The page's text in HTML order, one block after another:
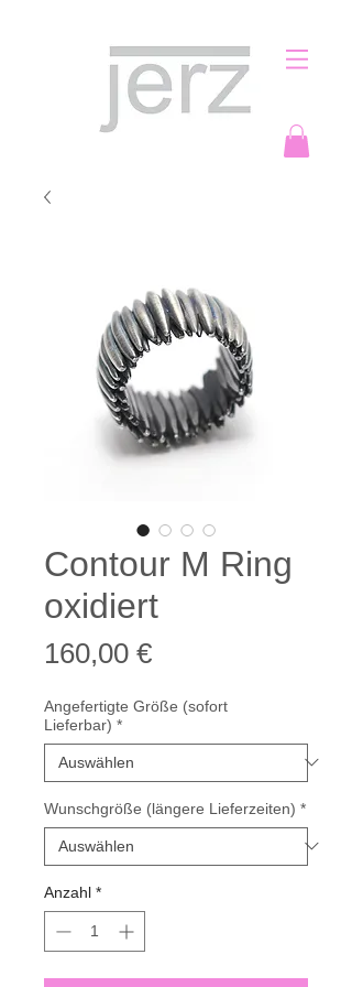
Contour M Ring
oxidiert
160,00 €Preis
Angefertigte Größe (sofort
Lieferbar) *
Wunschgröße (längere Lieferzeiten) *
Anzahl *